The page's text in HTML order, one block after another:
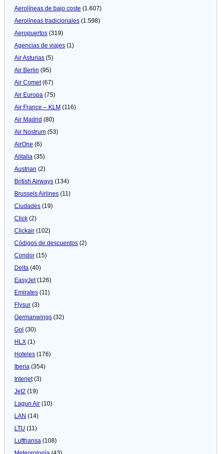
Aerolíneas de bajo coste (1.607)
Aerolíneas tradicionales (1.598)
Aeropuertos (319)
Agencias de viajes (1)
Air Asturias (5)
Air Berlin (95)
Air Comet(67)
Air Europa (75)
Air France – KLM (116)
Air Madrid (80)
Air Nostrum (53)
AirOne (6)
Alitalia (35)
Austrian (2)
British Airways (134)
Brussels Airlines (11)
Ciudades (19)
Click (2)
Clickair (102)
Códigos de descuentos (2)
Condor (15)
Delta (40)
EasyJet(126)
Emirates (11)
Flysur (3)
Germanwings (32)
Gol (30)
HLX (1)
Hoteles (176)
Iberia (354)
Interjet(3)
Jet2 (19)
Lagun Air (10)
LAN (14)
LTU (11)
Lufthansa (108)